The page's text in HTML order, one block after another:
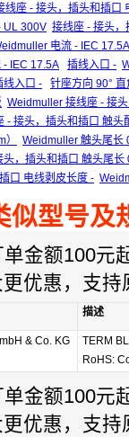
线座 - 接头，插头和插口
UL 300V 接线座 - 接头
电流 - IEC 17.5A
- IEC 17.5A 插线入口 -
线入口 -
针座方向 90°
Weidmuller 接线座 - 接
- 接头，插头和插口 触头
Weidmuller 触头尾长
，插头和插口 触头尾长
口 电线剥皮长度 -
似型号及
金额100元
优惠，支持
描述
& Co. KG
TERM
RoHS:
金额100元
优惠，支持